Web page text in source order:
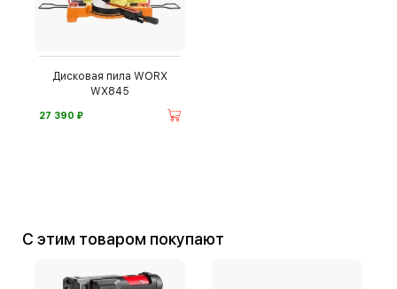
Дисковая пила WORX
WX845
27 390 ⃏
С этим товаром покупают